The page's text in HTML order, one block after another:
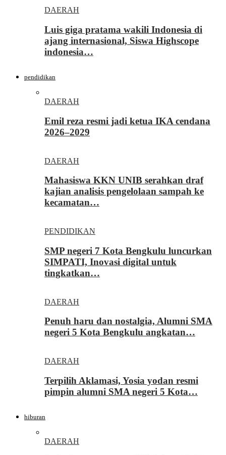
DAERAH
Luis giga pratama wakili Indonesia di
ajang internasional, Siswa Highscope
indonesia…
pendidikan
DAERAH
Emil reza resmi jadi ketua IKA cendana
2026–2029
DAERAH
Mahasiswa KKN UNIB serahkan draf
kajian analisis pengelolaan sampah ke
kecamatan…
PENDIDIKAN
SMP negeri 7 Kota Bengkulu luncurkan
SIMPATI, Inovasi digital untuk
tingkatkan…
DAERAH
Penuh haru dan nostalgia, Alumni SMA
negeri 5 Kota Bengkulu angkatan…
DAERAH
Terpilih Aklamasi, Yosia yodan resmi
pimpin alumni SMA negeri 5 Kota…
hiburan
DAERAH